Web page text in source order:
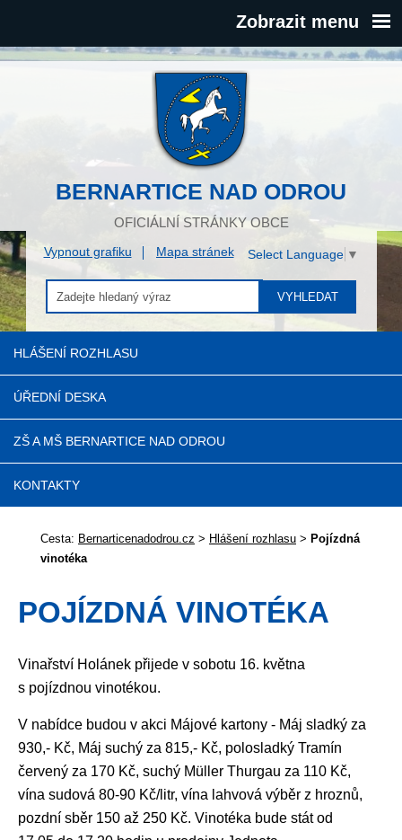
Zobrazit menu
BERNARTICE NAD ODROU
OFICIÁLNÍ STRÁNKY OBCE
Vypnout grafiku Mapa stránek Select Language ▼
VYHLEDAT
HLÁŠENÍ ROZHLASU
ÚŘEDNÍ DESKA
ZŠ A MŠ BERNARTICE NAD ODROU
KONTAKTY
Cesta: Bernarticenadodrou.cz > Hlášení rozhlasu > Pojízdná
vinotéka
POJÍZDNÁ VINOTÉKA
Vinařství Holánek přijede v sobotu 16. května
s pojízdnou vinotékou.
V nabídce budou v akci Májové kartony - Máj sladký za
930,- Kč, Máj suchý za 815,- Kč, polosladký Tramín
červený za 170 Kč, suchý Müller Thurgau za 110 Kč,
vína sudová 80-90 Kč/litr, vína lahvová výběr z hroznů,
pozdní sběr 150 až 250 Kč. Vinotéka bude stát od